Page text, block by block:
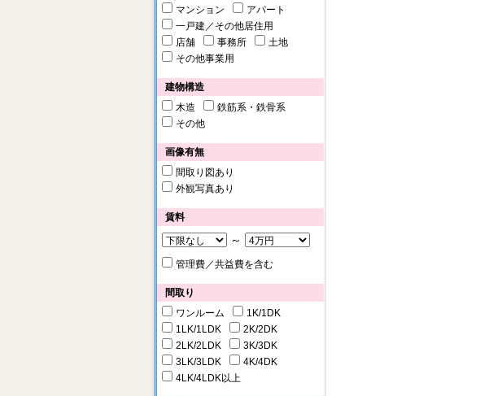
マンション
アパート
一戸建／その他居住用
店舗
事務所
土地
その他事業用
建物構造
木造
鉄筋系・鉄骨系
その他
画像有無
間取り図あり
外観写真あり
賃料
～
管理費／共益費を含む
間取り
ワンルーム
1K/1DK
1LK/1LDK
2K/2DK
2LK/2LDK
3K/3DK
3LK/3LDK
4K/4DK
4LK/4LDK以上